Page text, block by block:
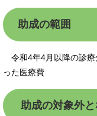
助成の範囲
令和4年4月以降の診療
った医療費
助成の対象外